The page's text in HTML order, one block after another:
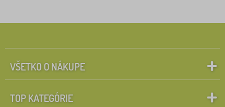
VŠETKO O NÁKUPE
TOP KATEGÓRIE